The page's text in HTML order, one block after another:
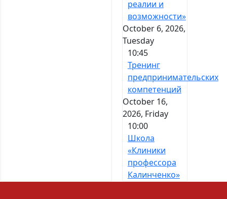
реалии и
возможности»
October 6, 2026,
Tuesday
10:45
Тренинг
предпринимательских
компетенций
October 16,
2026, Friday
10:00
Школа
«Клиники
профессора
Калинченко»